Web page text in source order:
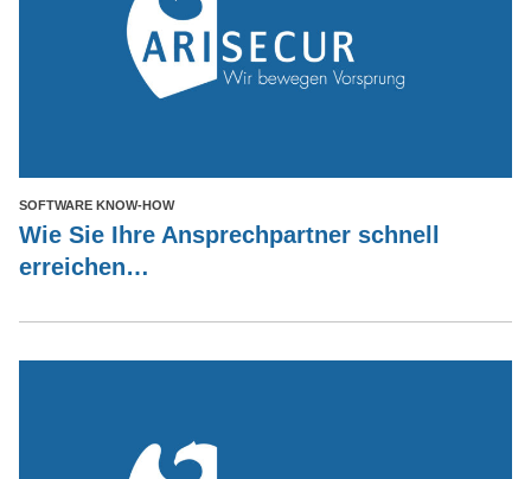
SOFTWARE KNOW-HOW
Wie Sie Ihre Ansprechpartner schnell
erreichen…